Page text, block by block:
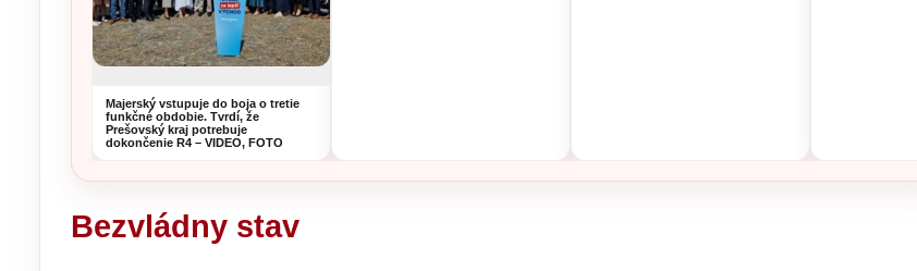
Majerský vstupuje do boja o tretie
funkčné obdobie. Tvrdí, že
Prešovský kraj potrebuje
dokončenie R4 – VIDEO, FOTO
Bezvládny stav